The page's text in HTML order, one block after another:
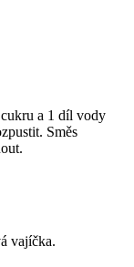
a 1 díl vody
Směs
vajíčka.